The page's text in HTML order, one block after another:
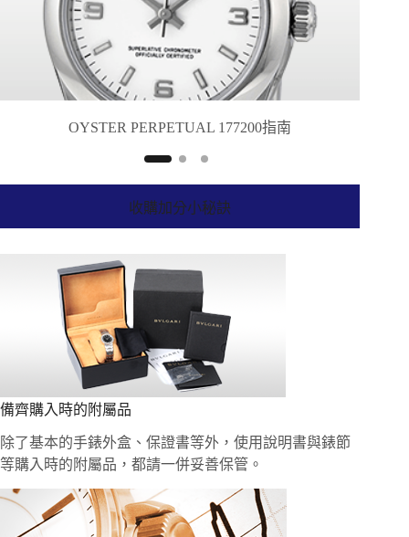
OYSTER PERPETUAL 177200指南
收購加分小秘訣
備齊購入時的附屬品
除了基本的手錶外盒、保證書等外，使用說明書與錶節
等購入時的附屬品，都請一併妥善保管。